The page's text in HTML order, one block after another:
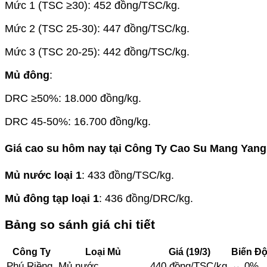
Mức 1 (TSC ≥30): 452 đồng/TSC/kg.
Mức 2 (TSC 25-30): 447 đồng/TSC/kg.
Mức 3 (TSC 20-25): 442 đồng/TSC/kg.
Mủ đông:
DRC ≥50%: 18.000 đồng/kg.
DRC 45-50%: 16.700 đồng/kg.
Giá cao su hôm nay tại Công Ty Cao Su Mang Yang
Mủ nước loại 1: 433 đồng/TSC/kg.
Mủ đông tạp loại 1: 436 đồng/DRC/kg.
Bảng so sánh giá chi tiết
Công Ty Loại Mủ Giá (19/3) Biến